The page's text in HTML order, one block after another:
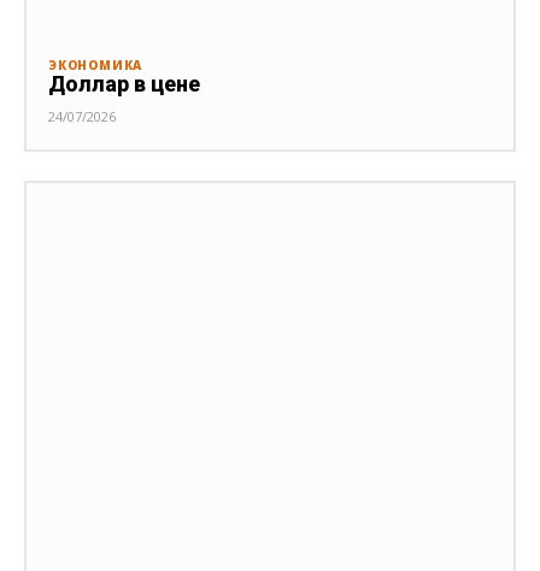
ЭКОНОМИКА
Доллар в цене
24/07/2026